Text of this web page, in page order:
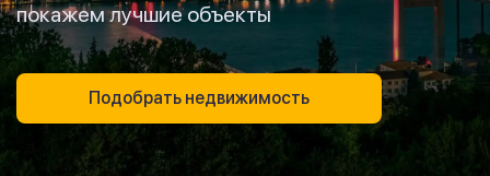
покажем лучшие объекты
Подобрать недвижимость